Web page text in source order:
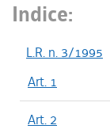
Indice:
L.R. n. 3/1995
Art. 1
Art. 2